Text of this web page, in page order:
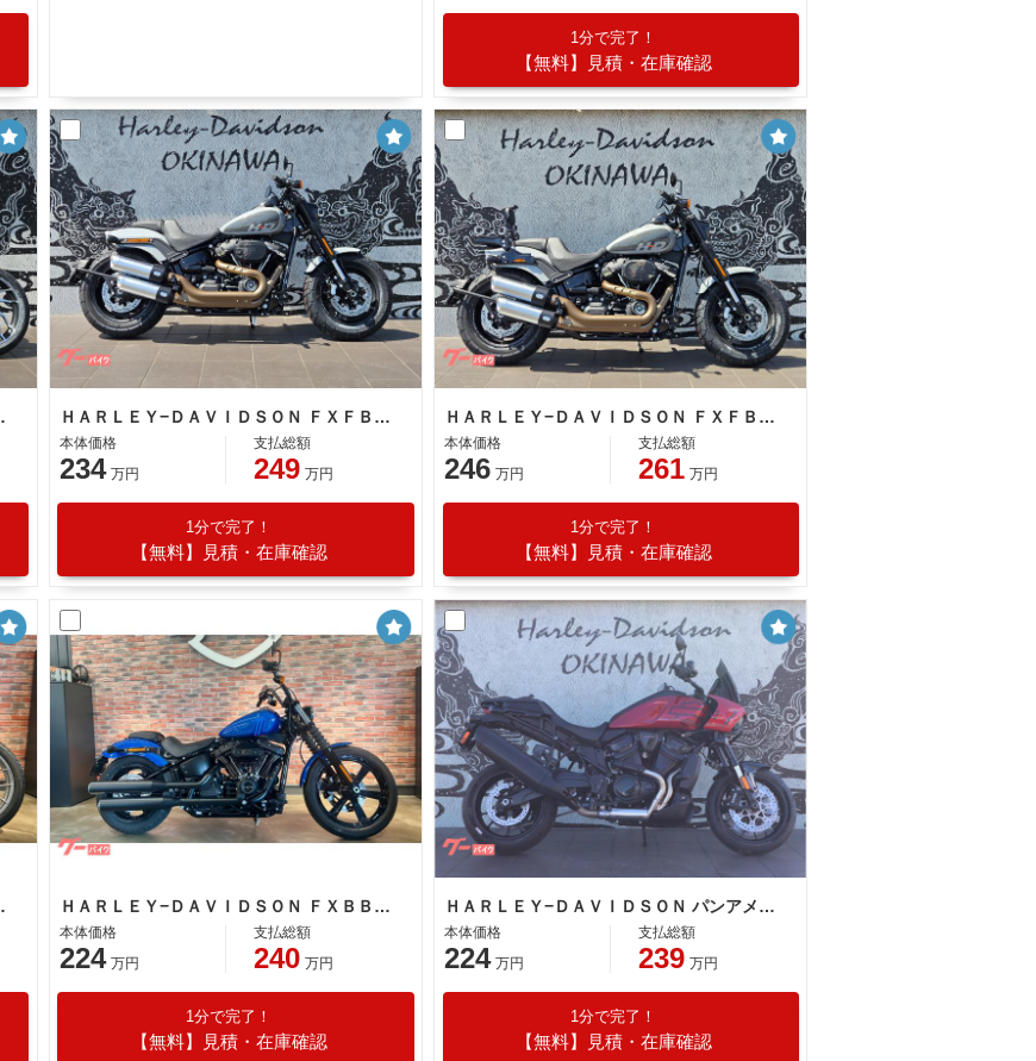
1分で完了！
【無料】見積・在庫確認
ーツグライド ＨＡＲＬＥＹ−ＤＡＶＩＤＳＯＮ ＦＸＦＢＳ ソフテイル ファットボブ１１４
本体価格
234 万円
支払総額
249 万円
1分で完了！
【無料】見積・在庫確認
ＨＡＲＬＥＹ−ＤＡＶＩＤＳＯＮ ＦＸＦＢＳ ソフテイル ファットボブ１１４ デタッチャブルシーシーバー＆キャリア付き
本体価格
246 万円
支払総額
261 万円
1分で完了！
【無料】見積・在庫確認
ロール 最新システム多数搭載 ＨＡＲＬＥＹ−ＤＡＶＩＤＳＯＮ ＦＸＢＢＳ ソフテイルストリートボブ１１４ ＡＢＳ デジタルメーター エイプハンガーハンドルバー
本体価格
224 万円
支払総額
240 万円
1分で完了！
【無料】見積・在庫確認
ＨＡＲＬＥＹ−ＤＡＶＩＤＳＯＮ パンアメリカ１２５０ＳＴ ＡＢＳ／ＬＥＤ／クイックシフター
本体価格
224 万円
支払総額
239 万円
1分で完了！
【無料】見積・在庫確認